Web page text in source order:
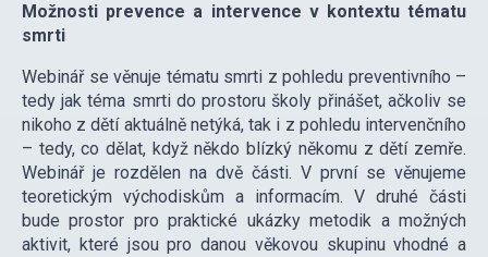
Možnosti prevence a intervence v kontextu tématu
smrti
Webinář se věnuje tématu smrti z pohledu preventivního –
tedy jak téma smrti do prostoru školy přinášet, ačkoliv se
nikoho z dětí aktuálně netýká, tak i z pohledu intervenčního
– tedy, co dělat, když někdo blízký někomu z dětí zemře.
Webinář je rozdělen na dvě části. V první se věnujeme
teoretickým východiskům a informacím. V druhé části
bude prostor pro praktické ukázky metodik a možných
aktivit, které jsou pro danou věkovou skupinu vhodné a